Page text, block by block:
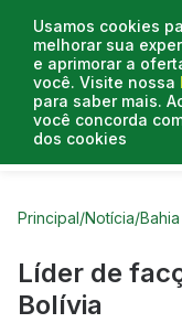
Usamos cookies
melhorar sua
e aprimorar a
você. Visite nossa
para saber mais.
você concorda
dos cookies
Curtas do Poder
Principal/Notícia/Bahia
Líder de
Bolívia